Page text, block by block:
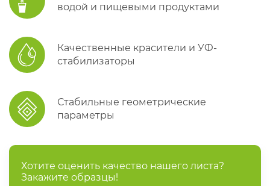
водой и пищевыми продуктами
Качественные красители и УФ-
стабилизаторы
Стабильные геометрические
параметры
Хотите оценить качество нашего листа?
Закажите образцы!